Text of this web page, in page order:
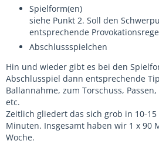
Spielform(en)
siehe Punkt 2. Soll den
entsprechende
Abschlussspielchen
Hin und wieder gibt es bei den
Abschlusspiel dann entsprechende
Ballannahme, zum Torschuss,
etc.
Zeitlich gliedert das sich grob in 10-15
Minuten. Insgesamt haben wir 1 x 90
Woche.